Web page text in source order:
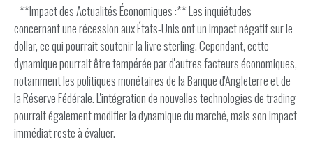
- **Impact des Actualités Économiques :** Les inquiétudes
concernant une récession aux États-Unis ont un impact négatif sur le
dollar, ce qui pourrait soutenir la livre sterling. Cependant, cette
dynamique pourrait être tempérée par d'autres facteurs économiques,
notamment les politiques monétaires de la Banque d'Angleterre et de
la Réserve Fédérale. L'intégration de nouvelles technologies de trading
pourrait également modifier la dynamique du marché, mais son impact
immédiat reste à évaluer.